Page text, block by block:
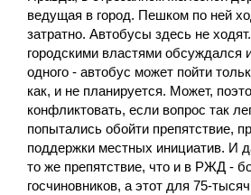
ведущая в город. Пешком по ней
затратно. Автобусы здесь не
городскими властями
одного - автобус может пойти
как, и не планируется. Может,
конфликтовать, если вопрос так
попытались обойти препятствие,
поддержки местных инициатив. И
то же препятствие, что и в РЖД -
госчиновников, а этот для 75-